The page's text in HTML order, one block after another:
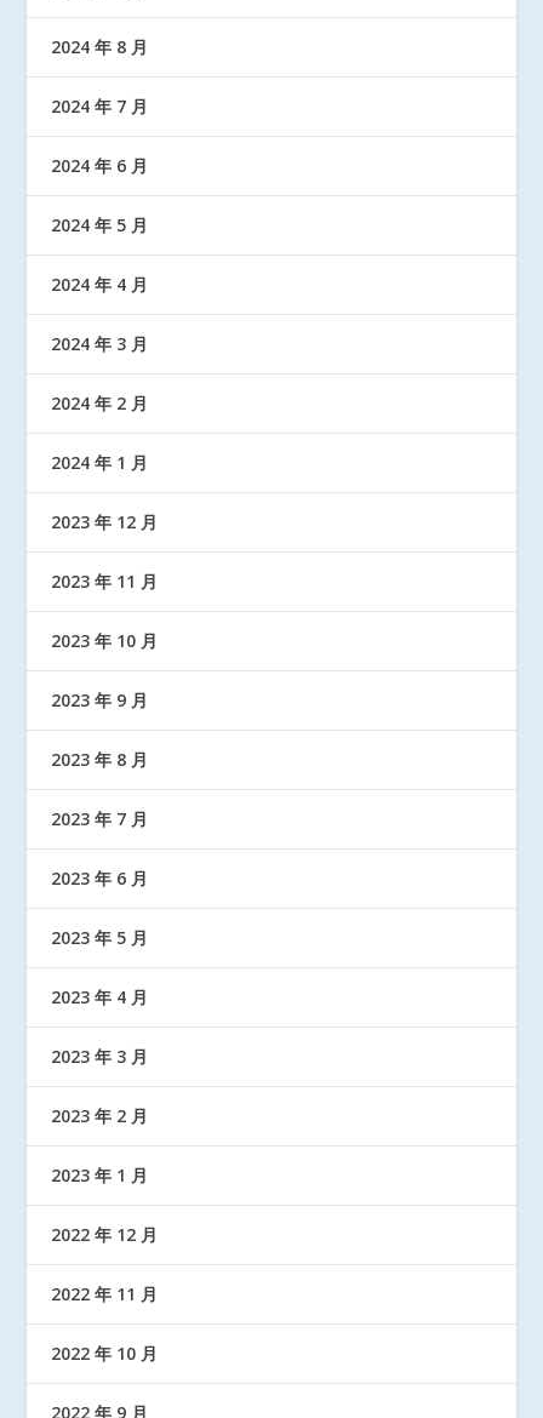
2024 年 8 月
2024 年 7 月
2024 年 6 月
2024 年 5 月
2024 年 4 月
2024 年 3 月
2024 年 2 月
2024 年 1 月
2023 年 12 月
2023 年 11 月
2023 年 10 月
2023 年 9 月
2023 年 8 月
2023 年 7 月
2023 年 6 月
2023 年 5 月
2023 年 4 月
2023 年 3 月
2023 年 2 月
2023 年 1 月
2022 年 12 月
2022 年 11 月
2022 年 10 月
2022 年 9 月